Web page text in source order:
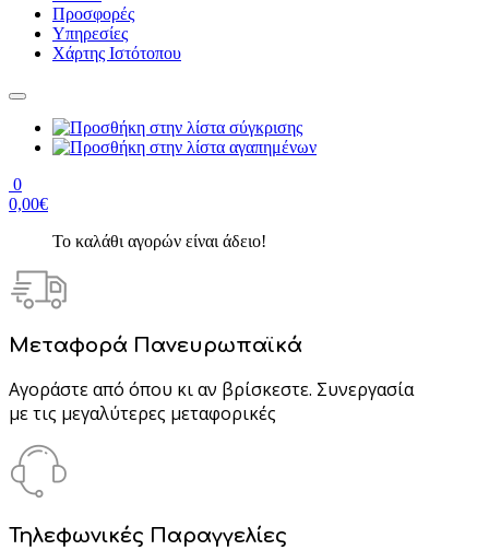
Προσφορές
Υπηρεσίες
Χάρτης Ιστότοπου
0
0,00€
Το καλάθι αγορών είναι άδειο!
Μεταφορά Πανευρωπαϊκά
Αγοράστε από όπου κι αν βρίσκεστε. Συνεργασία
με τις μεγαλύτερες μεταφορικές
Τηλεφωνικές Παραγγελίες